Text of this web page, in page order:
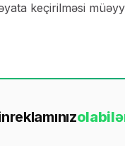
keçirilməsi
reklamınızola